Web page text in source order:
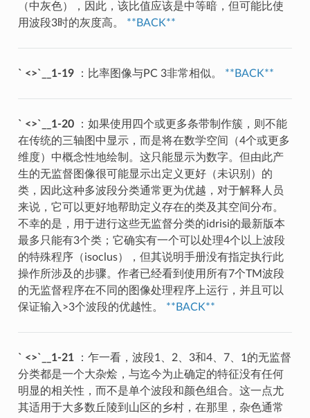
（中灰色），因此，该比值应该是中等暗，但可能比使
用波段3时的灰度高。 **BACK**
` <>`__1-19：比率图像与PC 3非常相似。 **BACK**
` <>`__1-20：如果使用四个或更多条带制作簇，则不能
在传统的三轴图中显示，而是将在数学空间（4个或更多
维度）中概念性地绘制。这只能显示为数字。但由此产
生的无监督图像很可能显示出定义更好（未识别）的
类，因此这种多波段分类通常更为优越，对于解释人员
来说，它可以更好地帮助定义存在的类及其空间分布。
不幸的是，用于进行这些无监督分类的idrisi的最新版本
最多只能有3个类；它确实有一个可以处理4个以上波段
的特殊程序（isoclus），但其说明手册没有指定执行此
操作所涉及的步骤。作者已经看到使用所有7个TM波段
的无监督程序在不同的图像处理程序上运行，并且可以
保证输入>3个波段的优越性。 **BACK**
` <>`__1-21：乍一看，波段1、2、3和4、7、1的无监督
分类都是一个大杂烩，与迄今为止确定的特征没有任何
明显的相关性，而不是单个波段和颜色组合。这一点尤
其适用于大多数丘陵到山区的乡村，在那里，杂色通常